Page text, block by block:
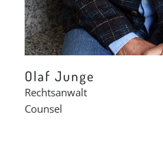
Olaf Junge
Rechtsanwalt
Counsel